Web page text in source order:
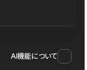
AI機能について